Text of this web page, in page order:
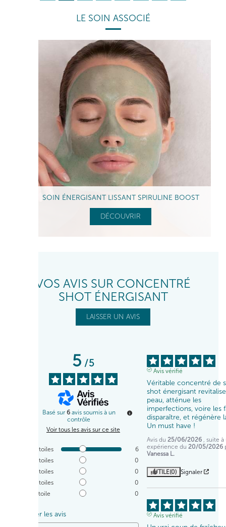
LE SOIN ASSOCIÉ
SOIN ÉNERGISANT LISSANT SPIRULINE BOOST
DÉCOUVRIR
VOS AVIS SUR CONCENTRÉ
SHOT ÉNERGISANT
LAISSER UN AVIS
5/5
Basé sur 6 avis soumis à un
contrôle
Voir tous les avis sur ce site
étoiles
6
étoiles
0
étoiles
0
étoiles
0
étoile 0
Trier les avis
Avis vérifié
Véritable concentré de
shot énergisant
peau, atténue les
imperfections, voire les
disparaître, et régénère
Un must have !
Avis du 25/06/2026
, suite
expérience du 20/05/2026
Vanessa L.
UTILE(0) Signaler
Avis vérifié